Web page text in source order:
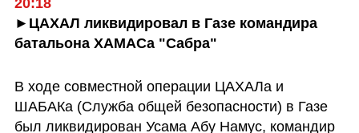
20:18
►ЦАХАЛ ликвидировал в Газе командира
батальона ХАМАСа "Сабра"
В ходе совместной операции ЦАХАЛа и
ШАБАКа (Служба общей безопасности) в Газе
был ликвидирован Усама Абу Намус, командир